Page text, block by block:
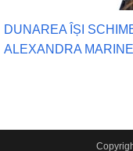
DUNAREA ÎȘI
ALEXANDRA